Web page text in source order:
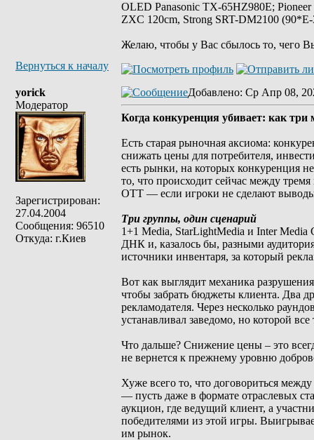
OLED Panasonic TX-65HZ980E;
ZXC 120cm, Strong SRT-DM2100
Желаю, чтобы у Вас сбылось то, чего
Вернуться к началу
yorick
Модератор
Зарегистрирован:
27.04.2004
Сообщения: 96510
Откуда: г.Киев
Добавлено: Ср Апр 08,
Когда конкуренция убивает: как
Есть старая рыночная аксиома:
снижать цены для потребителя,
есть рынки, на которых конкуренция
то, что происходит сейчас между
OTT — если игроки не сделают
Три группы, один сценарий
1+1 Media, StarLightMedia и Inter
ДНК и, казалось бы, разными
источники инвентаря, за который
Вот как выглядит механика
чтобы забрать бюджеты клиента. Два
рекламодателя. Через несколько
устанавливал заведомо, но которой
Что дальше? Снижение цены – это
не вернется к прежнему уровню
Хуже всего то, что договориться
— пусть даже в формате отраслевых
аукцион, где ведущий клиент, а
победителями из этой игры.
им рынок.